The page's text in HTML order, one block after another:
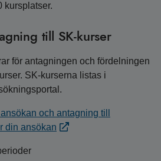
kursplatser.
till SK‑kurser
för antagningen och fördelningen
SK-kurserna listas i
och antagning till
din ansökan